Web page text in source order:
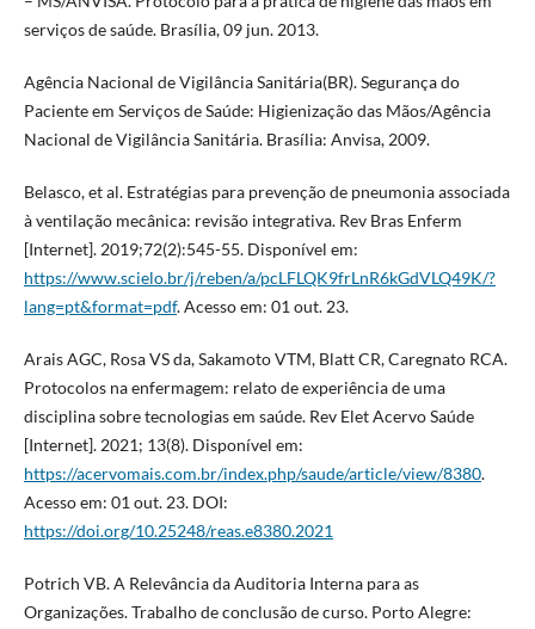
serviços de saúde. Brasília, 09 jun. 2013.
Agência Nacional de Vigilância Sanitária(BR). Segurança do
Paciente em Serviços de Saúde: Higienização das Mãos/Agência
Nacional de Vigilância Sanitária. Brasília: Anvisa, 2009.
Belasco, et al. Estratégias para prevenção de pneumonia associada
à ventilação mecânica: revisão integrativa. Rev Bras Enferm
[Internet]. 2019;72(2):545-55. Disponível em:
https://www.scielo.br/j/reben/a/pcLFLQK9frLnR6kGdVLQ49K/?
lang=pt&format=pdf. Acesso em: 01 out. 23.
Arais AGC, Rosa VS da, Sakamoto VTM, Blatt CR, Caregnato RCA.
Protocolos na enfermagem: relato de experiência de uma
disciplina sobre tecnologias em saúde. Rev Elet Acervo Saúde
[Internet]. 2021; 13(8). Disponível em:
https://acervomais.com.br/index.php/saude/article/view/8380.
Acesso em: 01 out. 23. DOI:
https://doi.org/10.25248/reas.e8380.2021
Potrich VB. A Relevância da Auditoria Interna para as
Organizações. Trabalho de conclusão de curso. Porto Alegre: